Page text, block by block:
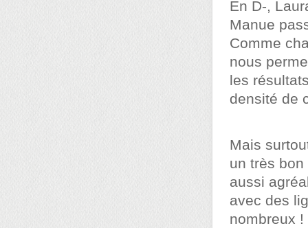
En D-,
Manue
Comme
nous
les
densité de
Mais
un très
aussi
avec des
nombreux